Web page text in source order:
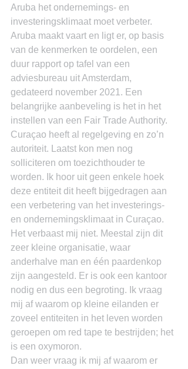
Aruba het ondernemings- en
investeringsklimaat moet verbeter.
Aruba maakt vaart en ligt er, op basis
van de kenmerken te oordelen, een
duur rapport op tafel van een
adviesbureau uit Amsterdam,
gedateerd november 2021. Een
belangrijke aanbeveling is het in het
instellen van een Fair Trade Authority.
Curaçao heeft al regelgeving en zo’n
autoriteit. Laatst kon men nog
solliciteren om toezichthouder te
worden. Ik hoor uit geen enkele hoek
deze entiteit dit heeft bijgedragen aan
een verbetering van het investerings-
en ondernemingsklimaat in Curaçao.
Het verbaast mij niet. Meestal zijn dit
zeer kleine organisatie, waar
anderhalve man en één paardenkop
zijn aangesteld. Er is ook een kantoor
nodig en dus een begroting. Ik vraag
mij af waarom op kleine eilanden er
zoveel entiteiten in het leven worden
geroepen om red tape te bestrijden; het
is een oxymoron.
Dan weer vraag ik mij af waarom er